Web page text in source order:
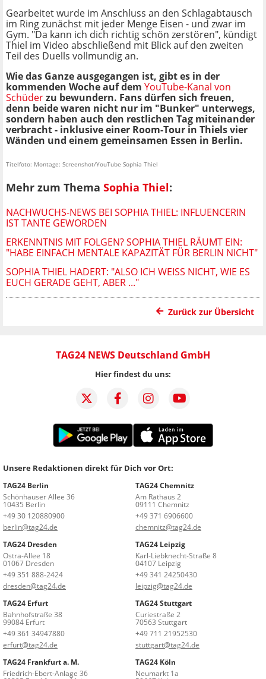
Gearbeitet wurde im Anschluss an den Schlagabtausch
im Ring zunächst mit jeder Menge Eisen - und zwar im
Gym. "Da kann ich dich richtig schön zerstören", kündigt
Thiel im Video abschließend mit Blick auf den zweiten
Teil des Duells vollmundig an.
Wie das Ganze ausgegangen ist, gibt es in der
kommenden Woche auf dem YouTube-Kanal von
Schüderzu bewundern. Fans dürfen sich freuen,
denn beide waren nicht nur im "Bunker" unterwegs,
sondern haben auch den restlichen Tag miteinander
verbracht - inklusive einer Room-Tour in Thiels vier
Wänden und einem gemeinsamen Essen in Berlin.
Titelfoto: Montage: Screenshot/YouTube Sophia Thiel
Mehr zum Thema Sophia Thiel:
NACHWUCHS-NEWS BEI SOPHIA THIEL: INFLUENCERIN
IST TANTE GEWORDEN
ERKENNTNIS MIT FOLGEN? SOPHIA THIEL RÄUMT EIN:
"HABE EINFACH MENTALE KAPAZITÄT FÜR BERLIN NICHT"
SOPHIA THIEL HADERT: "ALSO ICH WEISS NICHT, WIE ES E
UCH GERADE GEHT, ABER ..."
Zurück zur Übersicht
TAG24 NEWS Deutschland GmbH
Hier findest du uns:
Unsere Redaktionen direkt für Dich vor Ort:
TAG24 Berlin
Schönhauser Allee 36
10435 Berlin
+49 30 120880900
berlin@tag24.de
TAG24 Chemnitz
Am Rathaus 2
09111 Chemnitz
+49 371 6906600
chemnitz@tag24.de
TAG24 Dresden
Ostra-Allee 18
01067 Dresden
+49 351 888-2424
dresden@tag24.de
TAG24 Leipzig
Karl-Liebknecht-Straße 8
04107 Leipzig
+49 341 24250430
leipzig@tag24.de
TAG24 Erfurt
Bahnhofstraße 38
99084 Erfurt
+49 361 34947880
erfurt@tag24.de
TAG24 Stuttgart
Curiestraße 2
70563 Stuttgart
+49 711 21952530
stuttgart@tag24.de
TAG24 Frankfurt a. M.
Friedrich-Ebert-Anlage 36
TAG24 Köln
Neumarkt 1a